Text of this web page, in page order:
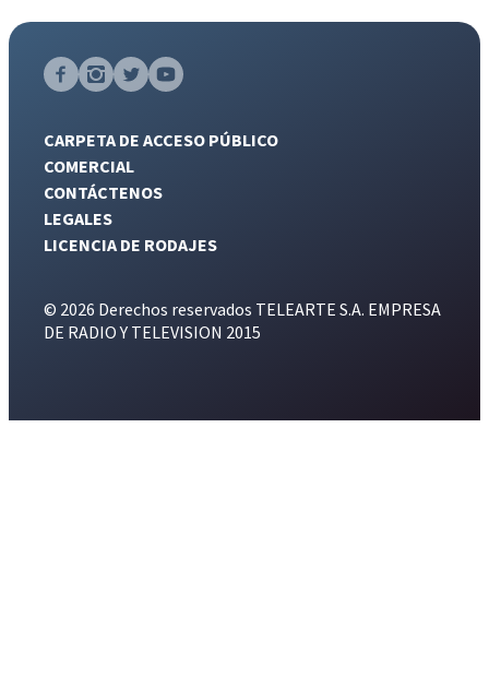
CARPETA DE ACCESO PÚBLICO
COMERCIAL
CONTÁCTENOS
LEGALES
LICENCIA DE RODAJES
© 2026 Derechos reservados TELEARTE S.A. EMPRESA
DE RADIO Y TELEVISION 2015